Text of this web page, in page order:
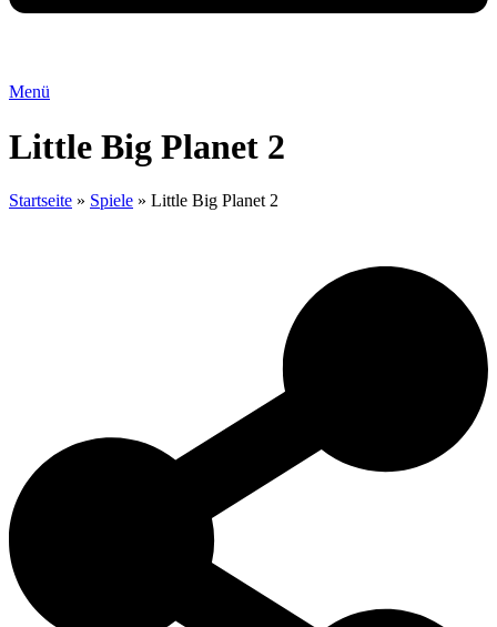
Menü
Little Big Planet 2
Startseite » Spiele » Little Big Planet 2